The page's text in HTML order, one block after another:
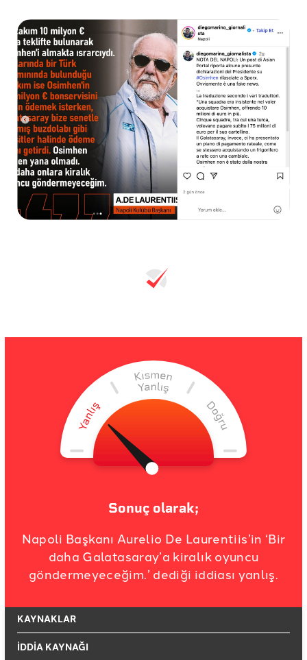
Sonuç olarak;
Napoli Başkanı Aurelio De Laurentiis’in ‘Bir
daha Galatasaray’a kiralık oyuncu
göndermeyeceğim.’ dediği iddiası yanlış.
KAYNAKLAR
İDDİA KAYNAĞI